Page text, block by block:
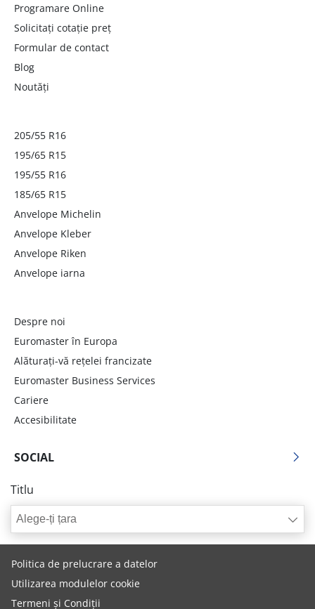
Programare Online
Solicitați cotație preț
Formular de contact
Blog
Noutăți
205/55 R16
195/65 R15
195/55 R16
185/65 R15
Anvelope Michelin
Anvelope Kleber
Anvelope Riken
Anvelope iarna
Despre noi
Euromaster în Europa
Alăturați-vă rețelei francizate
Euromaster Business Services
Cariere
Accesibilitate
SOCIAL
Titlu
Alege-ți țara
Politica de prelucrare a datelor
Utilizarea modulelor cookie
Termeni și Condiții